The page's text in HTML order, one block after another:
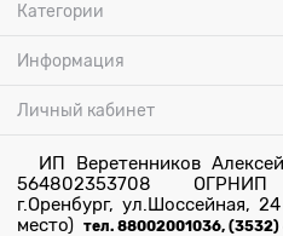
Категории
Информация
Личный кабинет
ИП Веретенников
564802353708 ОГРНИП
г.Оренбург, ул.Шоссейная,
место) тел. 88002001036,